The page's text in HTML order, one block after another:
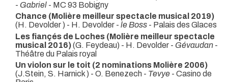
- Gabriel - MC 93 Bobigny
Chance (Molière meilleur spectacle musical 2019)
(H. Devolder ) - H. Devolder - le Boss - Palais des Glaces
Les fiançés de Loches (Molière meilleur spectacle
musical 2016)(G. Feydeau) - H. Devolder - Gévaudan -
Théâtre du Palais royal
Un violon sur le toit (2 nominations Molière 2006)
(J.Stein, S. Harnick ) - O. Benezech - Tevye - Casino de